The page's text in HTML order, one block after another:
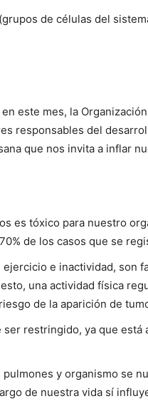
de células del
este mes, la
responsables del
que nos invita a inflar
es tóxico para nuestro
de los casos que se
ejercicio e inactividad, son
una actividad física
de la aparición de
restringido, ya que está
pulmones y organismo se
de nuestra vida sí